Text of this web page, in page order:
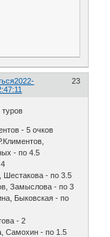
23
2022-
- 5 очков
- по 4.5
Шестакова - по 3.5
Замыслова - по 3
Быковская - по
- 2
Самохин - по 1.5